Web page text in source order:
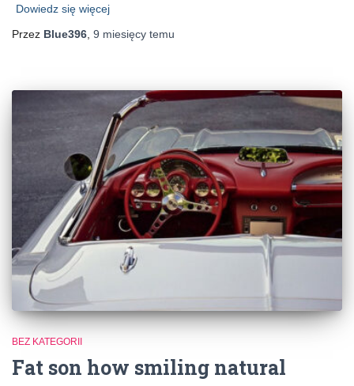
Dowiedz się więcej
Przez Blue396 9 miesięcy temu
BEZ KATEGORII
Fat son how smiling natural